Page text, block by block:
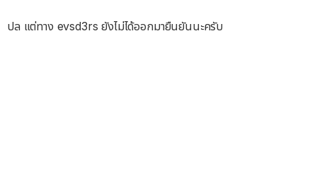
ปล แต่ทาง evsd3rs ยังไม่ได้ออกมายืนยันนะครับ